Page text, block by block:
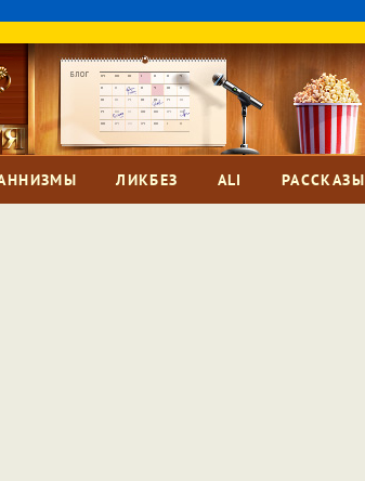
ЛИКБЕЗ ALI РАССКАЗЫ